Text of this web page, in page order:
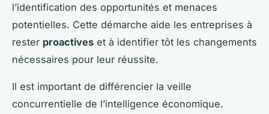
l’identification des opportunités et menaces
potentielles. Cette démarche aide les entreprises à
rester proactives et à identifier tôt les changements
nécessaires pour leur réussite.
Il est important de différencier la veille
concurrentielle de l’intelligence économique.